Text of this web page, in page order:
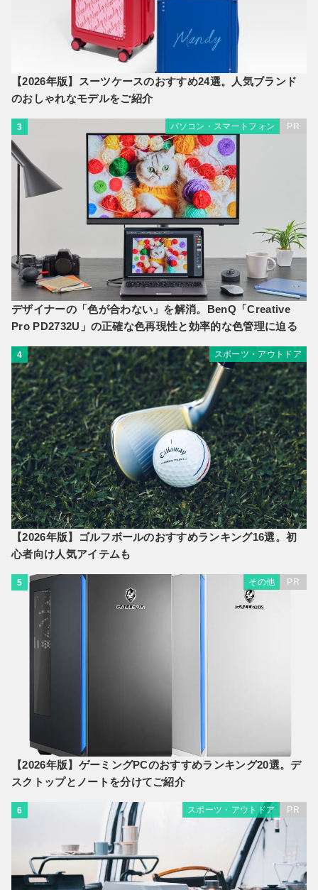
【2026年版】スーツケースのおすすめ24選。人気ブランド
のおしゃれなモデルをご紹介
3 パソコン・スマートフォン PR
デザイナーの「色が合わない」を解消。BenQ「Creative
Pro PD2732U」の正確な色再現性と効率的な色管理に迫る
4 スポーツ・アウトドア
【2026年版】ゴルフボールのおすすめランキング16選。初
心者向け人気アイテムも
5 その他 PR
【2026年版】ゲーミングPCのおすすめランキング20選。デ
スクトップとノートを分けてご紹介
6 スポーツ・アウトドア PR